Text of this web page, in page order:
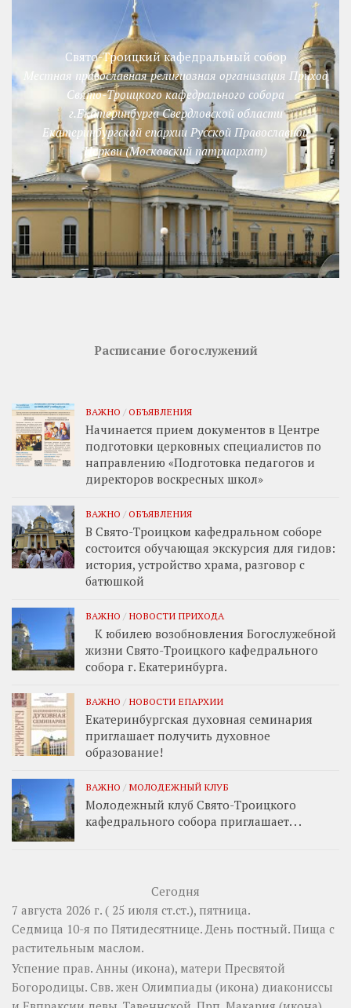
Свято-Троицкий кафедральный собор
Местная православная религиозная организация Приход
Свято-Троицкого кафедрального собора
г.Екатеринбурга Свердловской области
Екатеринбургской епархии Русской Православной
Церкви (Московский патриархат)
Расписание богослужений
ВАЖНО / ОБЪЯВЛЕНИЯ
Начинается прием документов в Центре
подготовки церковных специалистов по
направлению «Подготовка педагогов и
директоров воскресных школ»
ВАЖНО / ОБЪЯВЛЕНИЯ
В Свято-Троицком кафедральном соборе
состоится обучающая экскурсия для гидов:
история, устройство храма, разговор с
батюшкой
ВАЖНО / НОВОСТИ ПРИХОДА
К юбилею возобновления Богослужебной
жизни Свято-Троицкого кафедрального
собора г. Екатеринбурга.
ВАЖНО / НОВОСТИ ЕПАРХИИ
Екатеринбургская духовная семинария
приглашает получить духовное
образование!
ВАЖНО / МОЛОДЕЖНЫЙ КЛУБ
Молодежный клуб Свято-Троицкого
кафедрального собора приглашает. . .
Сегодня
7 августа 2026 г. ( 25 июля ст.ст.), пятница.
Седмица 10-я по Пятидесятнице. День постный. Пища с
растительным маслом.
Успение прав. Анны (икона), матери Пресвятой
Богородицы. Свв. жен Олимпиады (икона) диакониссы